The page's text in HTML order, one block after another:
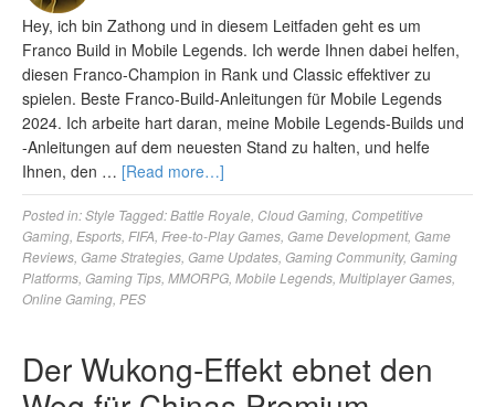
Hey, ich bin Zathong und in diesem Leitfaden geht es um
Franco Build in Mobile Legends. Ich werde Ihnen dabei helfen,
diesen Franco-Champion in Rank und Classic effektiver zu
spielen. Beste Franco-Build-Anleitungen für Mobile Legends
2024. Ich arbeite hart daran, meine Mobile Legends-Builds und
-Anleitungen auf dem neuesten Stand zu halten, und helfe
Ihnen, den … [Read more…]
Posted in:Style Tagged:Battle Royale Cloud Gaming Competitive
Gaming Esports FIFA Free-to-Play Games Game Development, Game
Reviews Game Strategies Game Updates Gaming Community, Gaming
Platforms Gaming Tips MMORPG Mobile Legends Multiplayer Games
Online Gaming PES
Der Wukong-Effekt ebnet den